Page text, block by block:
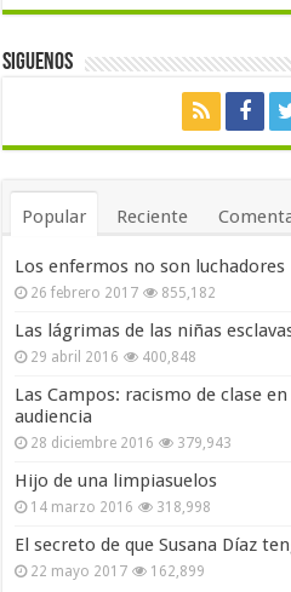
Siguenos
Popular Reciente
Los enfermos no son luchadores
26 febrero 2017 855,182
Las lágrimas de las niñas
29 abril 2016 400,848
Las Campos: racismo de clase
audiencia
28 diciembre 2016 379,943
Hijo de una limpiasuelos
14 marzo 2016 318,998
El secreto de que Susana Díaz
22 mayo 2017 162,899